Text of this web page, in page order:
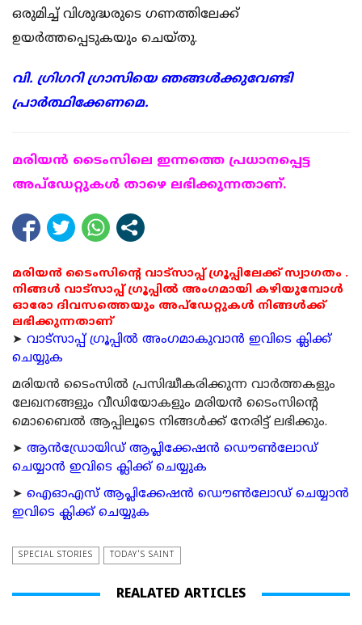
ഒരുമിച്ച് വിശുദ്ധരുടെ ഗണത്തിലേക്ക്
ഉയര്‍ത്തപ്പെടുകയും ചെയ്തു.
വി. ഗ്രിഗറി ഗ്രാസിയെ ഞങ്ങള്‍ക്കുവേണ്ടി
പ്രാര്‍ത്ഥിക്കേണമെ.
മരിയന്‍ ടൈംസിലെ ഇന്നത്തെ പ്രധാനപ്പെട്ട
അപ്ഡേറ്റുകള്‍ താഴെ ലഭിക്കുന്നതാണ്.
മരിയൻ ടൈംസിന്റെ വാട്സാപ്പ് ഗ്രൂപ്പിലേക്ക് സ്വാഗതം .
നിങ്ങൾ വാട്സാപ്പ് ഗ്രൂപ്പിൽ അംഗമായി കഴിയുമ്പോൾ
ഓരോ ദിവസത്തെയും അപ്ഡേറ്റുകൾ നിങ്ങൾക്ക്
ലഭിക്കുന്നതാണ്
➤ വാട്സാപ്പ് ഗ്രൂപ്പിൽ അംഗമാകുവാൻ ഇവിടെ ക്ലിക്ക്
ചെയ്യുക
മരിയന്‍ ടൈംസില്‍ പ്രസിദ്ധീകരിക്കുന്ന വാര്‍ത്തകളും
ലേഖനങ്ങളും വീഡിയോകളും മരിയന്‍ ടൈംസിന്റെ
മൊബൈല്‍ ആപ്പിലൂടെ നിങ്ങള്‍ക്ക് നേരിട്ട് ലഭിക്കും.
➤ ആന്‍ഡ്രോയിഡ് ആപ്ലിക്കേഷന്‍ ഡൌണ്‍ലോഡ്
ചെയ്യാന്‍ ഇവിടെ ക്ലിക്ക് ചെയ്യുക
➤ ഐഓഎസ് ആപ്ലിക്കേഷന്‍ ഡൌണ്‍ലോഡ് ചെയ്യാന്‍
ഇവിടെ ക്ലിക്ക് ചെയ്യുക
SPECIAL STORIES TODAY'S SAINT
REALATED ARTICLES